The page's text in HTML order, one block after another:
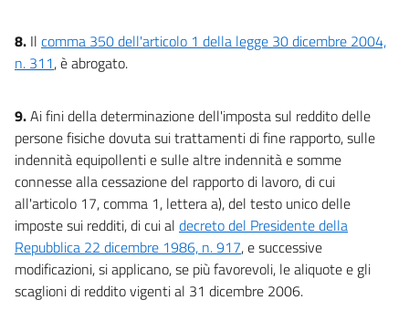
8. Il comma 350 dell'articolo 1 della legge 30 dicembre 2004,
n. 311, è abrogato.
9.Ai fini della determinazione dell'imposta sul reddito delle
persone fisiche dovuta sui trattamenti di fine rapporto, sulle
indennità equipollenti e sulle altre indennità e somme
connesse alla cessazione del rapporto di lavoro, di cui
all'articolo 17, comma 1, lettera a), del testo unico delle
imposte sui redditi, di cui al decreto del Presidente della
Repubblica 22 dicembre 1986, n. 917, e successive
modificazioni, si applicano, se più favorevoli, le aliquote e gli
scaglioni di reddito vigenti al 31 dicembre 2006.